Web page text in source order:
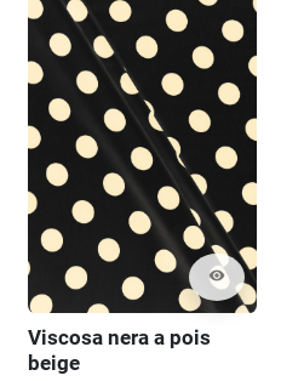
visibility
Viscosa nera a pois
beige